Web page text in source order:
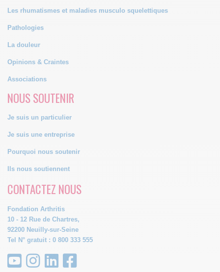
Les rhumatismes et maladies musculo squelettiques
Pathologies
La douleur
Opinions & Craintes
Associations
NOUS SOUTENIR
Je suis un particulier
Je suis une entreprise
Pourquoi nous soutenir
Ils nous soutiennent
CONTACTEZ NOUS
Fondation Arthritis
10 - 12 Rue de Chartres,
92200 Neuilly-sur-Seine
Tel N° gratuit : 0 800 333 555